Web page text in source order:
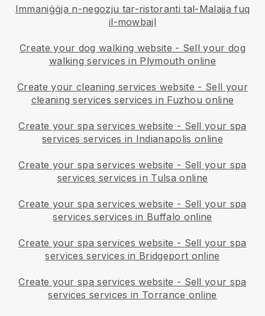
Immaniġġja n-negozju tar-ristoranti tal-Malajja fuq
il-mowbajl
Create your dog walking website - Sell your dog
walking services in Plymouth online
Create your cleaning services website - Sell your
cleaning services services in Fuzhou online
Create your spa services website - Sell your spa
services services in Indianapolis online
Create your spa services website - Sell your spa
services services in Tulsa online
Create your spa services website - Sell your spa
services services in Buffalo online
Create your spa services website - Sell your spa
services services in Bridgeport online
Create your spa services website - Sell your spa
services services in Torrance online